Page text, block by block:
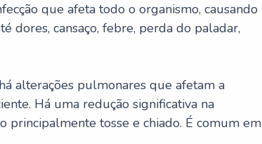
que afeta todo o organismo, causando
dores, cansaço, febre, perda do paladar,
alterações pulmonares que afetam a
Há uma redução significativa na
principalmente tosse e chiado. É comum em